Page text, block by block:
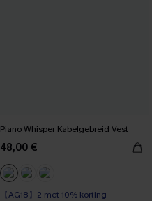
Piano Whisper Kabelgebreid Vest
48,00 €
【AG18】2 met 10% korting